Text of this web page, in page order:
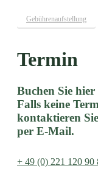
Gebührenaufstellung
Termin
Buchen Sie
Falls keine
kontaktieren
per E-Mail.
+ 49 (0) 221 120 90